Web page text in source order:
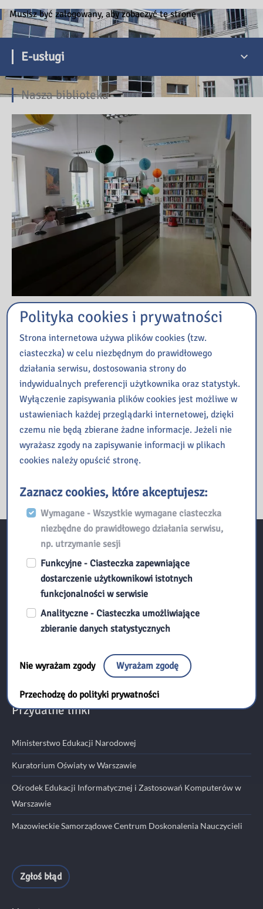
Musisz być zalogowany, aby zobaczyć tę stronę
E-usługi
Nasza biblioteka
Przeczytaj
Kopernik – czyli kosmiczna podróż w nieznane
ManiaLAB w bibliotece
Jak oni pracują, czyli poznajemy pracę bibliotekarza od
kulis – zajęcia dla młodzieży
Finał 1. edycji konkursu „Gwiazdki 2026” w Galerii
„Przecinek i Kropka”
Co działo się w naszej Bibliotece w mijającym tygodniu?
Kontakt:
Biblioteka Pedagogiczna w Radomiu
ul. Kościuszki 5A
tel./fax 48 345 95 50
Przydatne linki
Ministerstwo Edukacji Narodowej
Kuratorium Oświaty w Warszawie
Ośrodek Edukacji Informatycznej i Zastosowań Komputerów w
Warszawie
Mazowieckie Samorządowe Centrum Doskonalenia Nauczycieli
Zgłoś błąd
Polityka cookies i prywatności
Strona internetowa używa plików cookies (tzw.
ciasteczka) w celu niezbędnym do prawidłowego
działania serwisu, dostosowania strony do
indywidualnych preferencji użytkownika oraz statystyk.
Wyłączenie zapisywania plików cookies jest możliwe w
ustawieniach każdej przeglądarki internetowej, dzięki
czemu nie będą zbierane żadne informacje. Jeżeli nie
wyrażasz zgody na zapisywanie informacji w plikach
cookies należy opuścić stronę.
Zaznacz cookies, które akceptujesz:
Wymagane - Wszystkie wymagane ciasteczka
niezbędne do prawidłowego działania serwisu,
np. utrzymanie sesji
Funkcyjne - Ciasteczka zapewniające
dostarczenie użytkownikowi istotnych
funkcjonalności w serwisie
Analityczne - Ciasteczka umożliwiające
zbieranie danych statystycznych
Nie wyrażam zgody Wyrażam zgodę
Przechodzę do polityki prywatności